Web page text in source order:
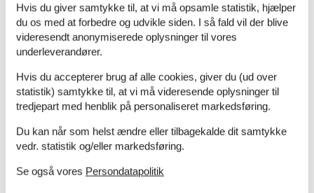
Super nemt. Meget fin side, nemt at gennemskue, flotte
billeder af huset.
Fremragende side. Her finder man lige, hvad man har brug
for.
Book dit sommerhus nu
Hvis du giver samtykke til, at vi må opsamle statistik, hjælper
du os med at forbedre og udvikle siden. I så fald vil der blive
videresendt anonymiserede oplysninger til vores
underleverandører.
Hvis du accepterer brug af alle cookies, giver du (ud over
statistik) samtykke til, at vi må videresende oplysninger til
tredjepart med henblik på personaliseret markedsføring.
Du kan når som helst ændre eller tilbagekalde dit samtykke
vedr. statistik og/eller markedsføring.
Se også vores Persondatapolitik